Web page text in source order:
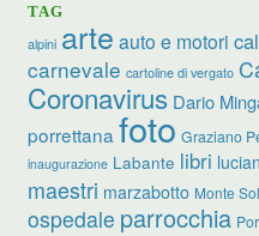
TAG
alpini arte auto e motori
carnevale cartoline di vergato
Coronavirus Dario
porrettana foto Graziano
inaugurazione Labante libri
maestri marzabotto Monte
ospedale parrocchia